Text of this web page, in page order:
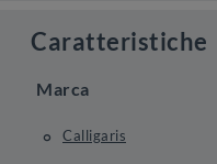
Caratteristiche
Marca
Calligaris